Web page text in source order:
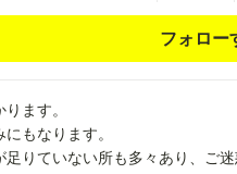
フォロー
ます。
もなります。
足りていない所も多々あり、ご